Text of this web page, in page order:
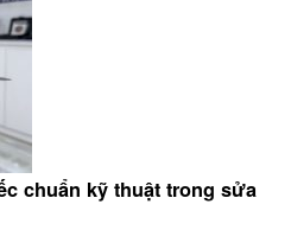
chuẩn kỹ thuật trong sửa